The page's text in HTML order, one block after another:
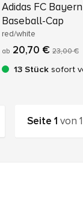
Adidas FC
Baseball-Cap
red/white
ab 20,70 € 23,00 €
13 Stück sofort
Seite1 von1